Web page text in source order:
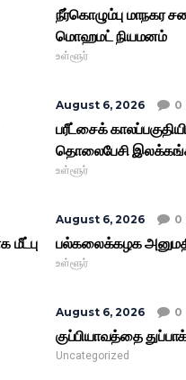
நீர்கொழும்பு மாநகர
மொஹமட் நியமனம்
உள்ளூர்
August 6, 2026 0
பரீட்சைக்
தொலைபேசி
உள்ளூர்
மீட்பு
August 6, 2026 0
பல்கலைக்கழக
உள்ளூர்
August 6, 2026 0
குப்பியாவத்தை
Uncategorized